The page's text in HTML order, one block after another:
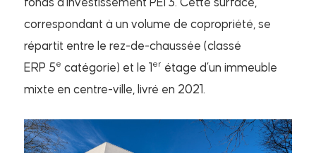
fonds d’investissement PEI 3. Cette surface,
correspondant à un volume de copropriété, se
répartit entre le rez-de-chaussée (classé
ERP 5e catégorie) et le 1 er étage d’un immeuble
mixte en centre-ville, livré en 2021.